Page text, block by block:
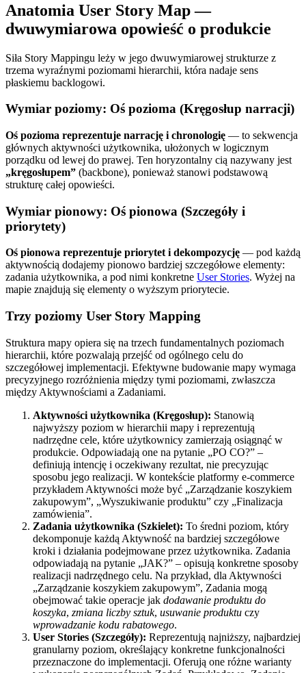
Anatomia User Story Map —
dwuwymiarowa opowieść o produkcie
Siła Story Mappingu leży w jego dwuwymiarowej strukturze z
trzema wyraźnymi poziomami hierarchii, która nadaje sens
płaskiemu backlogowi.
Wymiar poziomy: Oś pozioma (Kręgosłup narracji)
Oś pozioma reprezentuje narrację i chronologię — to sekwencja
głównych aktywności użytkownika, ułożonych w logicznym
porządku od lewej do prawej. Ten horyzontalny cią nazywany jest
„kręgosłupem” (backbone), ponieważ stanowi podstawową
strukturę całej opowieści.
Wymiar pionowy: Oś pionowa (Szczegóły i
priorytety)
Oś pionowa reprezentuje priorytet i dekompozycję — pod każdą
aktywnością dodajemy pionowo bardziej szczegółowe elementy:
zadania użytkownika, a pod nimi konkretne User Stories. Wyżej na
mapie znajdują się elementy o wyższym priorytecie.
Trzy poziomy User Story Mapping
Struktura mapy opiera się na trzech fundamentalnych poziomach
hierarchii, które pozwalają przejść od ogólnego celu do
szczegółowej implementacji. Efektywne budowanie mapy wymaga
precyzyjnego rozróżnienia między tymi poziomami, zwłaszcza
między Aktywnościami a Zadaniami.
Aktywności użytkownika (Kręgosłup): Stanowią
najwyższy poziom w hierarchii mapy i reprezentują
nadrzędne cele, które użytkownicy zamierzają osiągnąć w
produkcie. Odpowiadają one na pytanie „PO CO?” –
definiują intencję i oczekiwany rezultat, nie precyzując
sposobu jego realizacji. W kontekście platformy e‑commerce
przykładem Aktywności może być „Zarządzanie koszykiem
zakupowym”, „Wyszukiwanie produktu” czy „Finalizacja
zamówienia”.
Zadania użytkownika (Szkielet): To średni poziom, który
dekomponuje każdą Aktywność na bardziej szczegółowe
kroki i działania podejmowane przez użytkownika. Zadania
odpowiadają na pytanie „JAK?” – opisują konkretne sposoby
realizacji nadrzędnego celu. Na przykład, dla Aktywności
„Zarządzanie koszykiem zakupowym”, Zadania mogą
obejmować takie operacje jak dodawanie produktu do
koszyka, zmiana liczby sztuk, usuwanie produktu czy
wprowadzanie kodu rabatowego.
User Stories (Szczegóły): Reprezentują najniższy, najbardziej
granularny poziom, określający konkretne funkcjonalności
przeznaczone do implementacji. Oferują one różne warianty